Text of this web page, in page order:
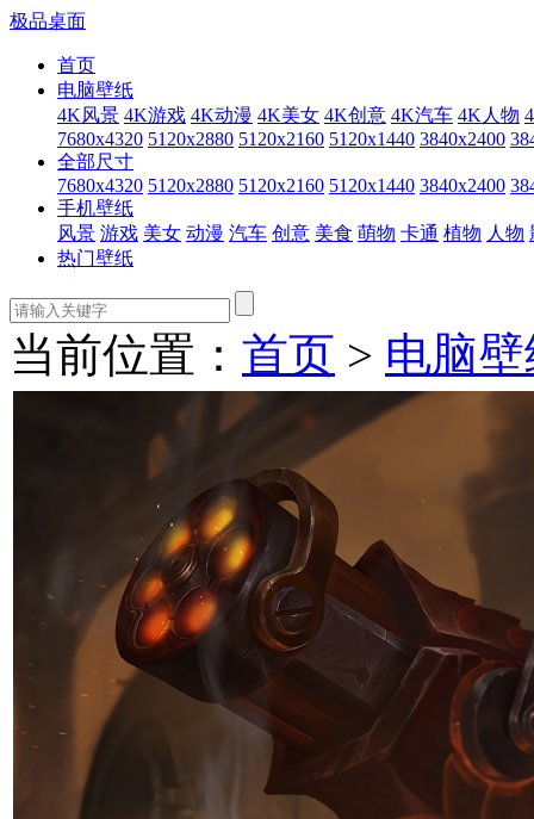
极品桌面
首页
电脑壁纸
4K风景 4K游戏 4K动漫 4K美女 4K创意 4K汽车 4K人物
7680x4320 5120x2880 5120x2160 5120x1440 3840x2400
全部尺寸
7680x4320 5120x2880 5120x2160 5120x1440 3840x2400
手机壁纸
风景 游戏 美女 动漫 汽车 创意 美食 萌物 卡通 植物 人物
热门壁纸
当前位置： 首页 > 电脑